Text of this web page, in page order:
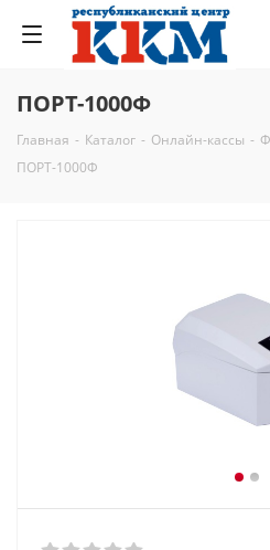
ПОРТ-1000Ф
Главная - Каталог - Онлайн-кассы -
ПОРТ-1000Ф